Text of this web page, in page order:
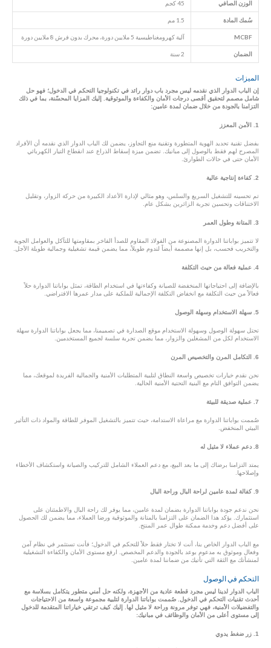
الوزن الصافي 45 كجم
سُمك المادة 1.5 مم
MCBF آلية كهرومغناطيسية 5 ملايين دورة، محرك بدون فرش 8 ملايين دورة
الضمان 2 سنة
الميزات
إن الباب الدوار الذي نقدمه ليس مجرد باب دوار رائد في تكنولوجيا التحكم في الدخول؛ فهو حل
شامل مصمم لتحقيق أقصى درجات الأمان والكفاءة والموثوقية. إليك المزايا المحسّنة، بما في ذلك
التزامنا بالجودة من خلال ضمان لمدة عامين:
1. الأمن المعزز
بفضل تقنية تحديد الهوية المتطورة وتقنية منع التجاوز، يضمن لك الباب الدوار الذي نقدمه أن الأفراد
المصرح لهم فقط بالوصول إلى مبانيك. تضمن ميزة إسقاط الذراع عند انقطاع التيار الكهربائي
الأمان حتى في حالات الطوارئ.
2. كفاءة إنتاجية عالية
تم تحسينه للتشغيل السريع والسلس، وهو مثالي لإدارة الأعداد الكبيرة من حركة الزوار، وتقليل
الاختناقات وتحسين تجربة الزائرين بشكل عام.
3. المتانة وطول العمر
لا تتميز بواباتنا الدوارة المصنوعة من الفولاذ المقاوم للصدأ الفاخر بمقاومتها للتآكل والعوامل الجوية
والتخريب فحسب، بل إنها مصممة أيضاً لتدوم طويلاً، مما يضمن قيمة تشغيلية وجمالية طويلة الأجل.
4. عملية فعالة من حيث التكلفة
بالإضافة إلى احتياجاتها المنخفضة للصيانة وكفاءتها في استخدام الطاقة، تمثل بواباتنا الدوارة حلاً
فعالاً من حيث التكلفة مع انخفاض التكلفة الإجمالية للملكية على مدار عمرها الافتراضي.
5. سهلة الاستخدام وسهلة الوصول
تحتل سهولة الوصول وسهولة الاستخدام موقع الصدارة في تصميمنا، مما يجعل بواباتنا الدوارة سهلة
الاستخدام لكل من المشغلين والزوار، مما يضمن تجربة سلسة لجميع المستخدمين.
6. التكامل المرن والتخصيص المرن
نحن نقدم خيارات تخصيص واسعة النطاق لتلبية المتطلبات الأمنية والجمالية الفريدة لموقعك، مما
يضمن التوافق التام مع البنية التحتية الأمنية الحالية.
7. عملية صديقة للبيئة
صُممت بواباتنا الدوارة مع مراعاة الاستدامة، حيث تتميز بالتشغيل الموفر للطاقة والمواد ذات التأثير
البيئي المنخفض.
8. دعم عملاء لا مثيل له
يمتد التزامنا برضاك إلى ما بعد البيع، مع دعم العملاء الشامل للتركيب والصيانة واستكشاف الأخطاء
وإصلاحها.
9. كفالة لمدة عامين لراحة البال وراحة البال
نحن ندعم جودة بواباتنا الدوارة بضمان لمدة عامين، مما يوفر لك راحة البال والاطمئنان على
استثمارك. يؤكد هذا الضمان على التزامنا بالمتانة والموثوقية ورضا العملاء، مما يضمن لك الحصول
على أفضل دعم وخدمة ممكنة طوال عمر المنتج.
مع الباب الدوار الخاص بنا، أنت لا تختار فقط حلاً للتحكم في الدخول؛ فأنت تستثمر في نظام آمن
وفعال وموثوق به مدعوم بوعد بالجودة والدعم المخصص. ارفع مستوى الأمان والكفاءة التشغيلية
لمنشأتك مع الثقة التي تأتيك من ضماننا لمدة عامين.
التحكم في الوصول
الباب الدوار لدينا ليس مجرد قطعة عادية من الأجهزة، ولكنه حل أمني متطور يتكامل بسلاسة مع
أحدث تقنيات التحكم في الدخول. صُممت بواباتنا الدوارة لتلبية مجموعة واسعة من الاحتياجات
والتفضيلات الأمنية، فهي توفر مرونة وراحة لا مثيل لها. إليك كيف ترتقي خياراتنا المتقدمة للدخول
إلى مستوى أعلى من الأمان والوظائف في مبانيك:
1. زر ضغط يدوي